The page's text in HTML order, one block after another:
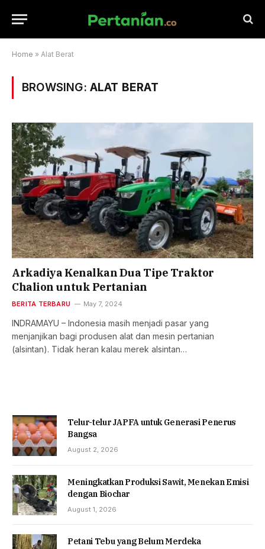
Home » Alat Berat
BROWSING: ALAT BERAT
Arkadiya Kenalkan Dua Tipe Traktor
Chalion untuk Pertanian
BERITA TERBARU May 7, 2024
INDRAMAYU – Indonesia masih menjadi pasar yang
menjanjikan bagi produsen alat dan mesin pertanian
(alsintan). Tidak heran kalau merek alsintan…
Telur-telur JAPFA untuk Generasi Penerus
Bangsa
August 2, 2026
Meningkatkan Produksi Sawit, Menekan Emisi
dengan Biochar
August 1, 2026
Petani Tebu yang Belum Merdeka